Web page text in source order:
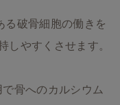
破骨細胞の働きを
しやすくさせます。
骨へのカルシウム